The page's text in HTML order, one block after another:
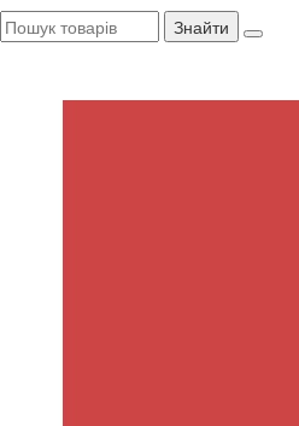
Знайти